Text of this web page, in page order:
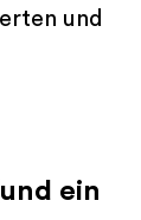
und
ein